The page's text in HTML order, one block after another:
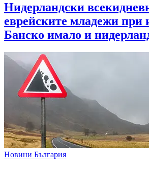
Нидерландски
еврейските младежи при
Банско имало и
Новини България